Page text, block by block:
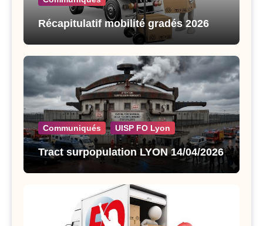
Récapitulatif mobilité gradés 2026
Communiqués UISP FO Lyon
Tract surpopulation LYON 14/04/2026